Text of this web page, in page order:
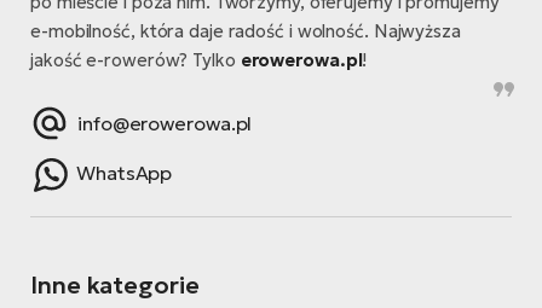
e-mobilność, która daje radość i wolność. Najwyższa
jakość e-rowerów? Tylko erowerowa.pl!
info@erowerowa.pl
WhatsApp
Inne kategorie